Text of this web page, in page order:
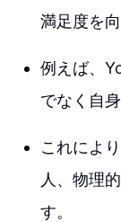
満足度を
例えば、
でなく自
これによ
人、物理
す。